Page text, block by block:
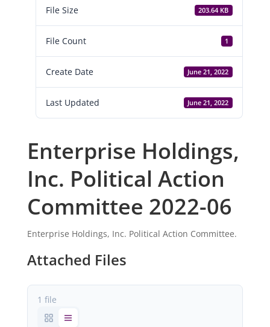
File Size 203.64 KB
File Count 1
Create Date June 21, 2022
Last Updated June 21, 2022
Enterprise Holdings,
Inc. Political Action
Committee 2022-06
Enterprise Holdings, Inc. Political Action Committee.
Attached Files
1 file